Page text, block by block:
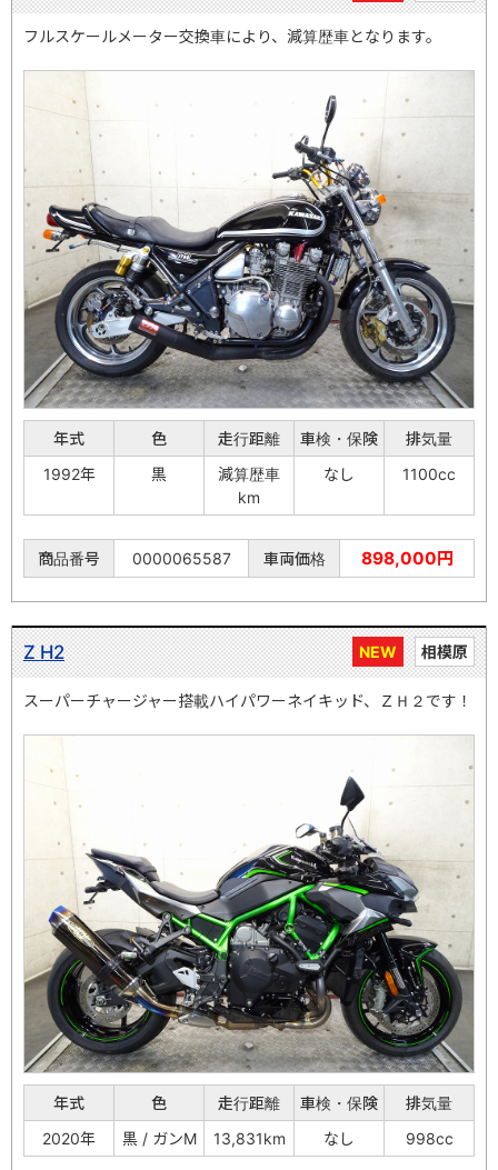
フルスケールメーター交換車により、減算歴車となります。
年式 色 走行距離 車検・保険
排気量
1992年
黒
減算歴車
km
なし 1100cc
商品番号 0000065587 車両価格 898,000円
NEW 相模原
Z H2
スーパーチャージャー搭載ハイパワーネイキッド、ＺＨ２です！
年式 色 走行距離 車検・保険
排気量
2020年
黒 / ガンM 13,831km なし 998cc